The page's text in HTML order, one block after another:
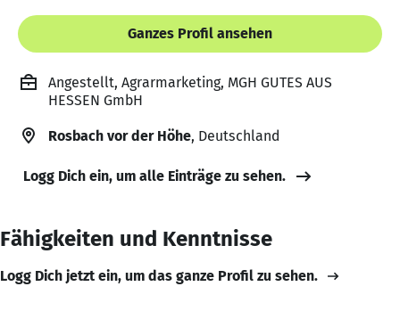
Ganzes Profil ansehen
Angestellt, Agrarmarketing, MGH GUTES AUS
HESSEN GmbH
Rosbach vor der Höhe, Deutschland
Logg Dich ein, um alle Einträge zu sehen.
Fähigkeiten und Kenntnisse
Logg Dich jetzt ein, um das ganze Profil zu sehen.